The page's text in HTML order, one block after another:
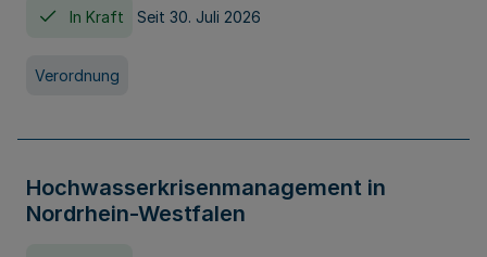
In Kraft Seit 30. Juli 2026
Verordnung
Hochwasserkrisenmanagement in
Nordrhein-Westfalen